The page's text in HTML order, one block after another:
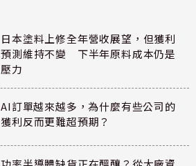
日本塗料上修全年營收展望，但獲利
預測維持不變 下半年原料成本仍是
壓力
AI訂單越來越多，為什麼有些公司的
獲利反而更難超預期？